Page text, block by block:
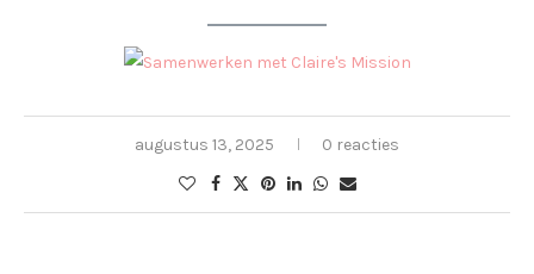
augustus 13, 2025 0 reacties